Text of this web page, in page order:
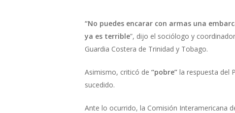
“No puedes encarar con armas una
ya es terrible”, dijo el sociólogo y
Guardia Costera de Trinidad y Tobago.
Asimismo, criticó de “pobre” la respuesta del
sucedido.
Ante lo ocurrido, la Comisión Interamericana